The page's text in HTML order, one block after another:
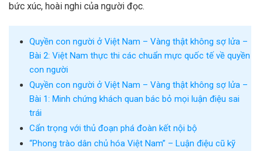
bức xúc, hoài nghi của người đọc.
Quyền con người ở Việt Nam – Vàng thật không sợ lửa –
Bài 2: Việt Nam thực thi các chuẩn mực quốc tế về quyền
con người
Quyền con người ở Việt Nam – Vàng thật không sợ lửa –
Bài 1: Minh chứng khách quan bác bỏ mọi luận điệu sai
trái
Cẩn trọng với thủ đoạn phá đoàn kết nội bộ
“Phong trào dân chủ hóa Việt Nam” – Luận điệu cũ kỹ